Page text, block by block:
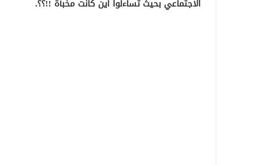
الاجتماعي بحيث تساءلوا أين كانت مخبأة !!؟؟.